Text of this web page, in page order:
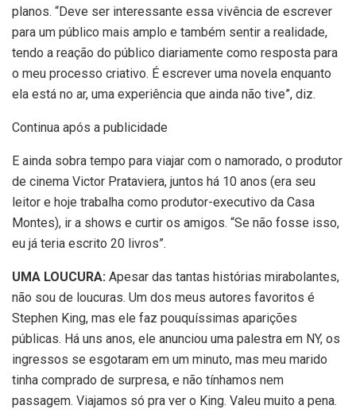
planos. “Deve ser interessante essa vivência de escrever
para um público mais amplo e também sentir a realidade,
tendo a reação do público diariamente como resposta para
o meu processo criativo. É escrever uma novela enquanto
ela está no ar, uma experiência que ainda não tive”, diz.
Continua após a publicidade
E ainda sobra tempo para viajar com o namorado, o produtor
de cinema Victor Prataviera, juntos há 10 anos (era seu
leitor e hoje trabalha como produtor-executivo da Casa
Montes), ir a shows e curtir os amigos. “Se não fosse isso,
eu já teria escrito 20 livros”.
UMA LOUCURA: Apesar das tantas histórias mirabolantes,
não sou de loucuras. Um dos meus autores favoritos é
Stephen King, mas ele faz pouquíssimas aparições
públicas. Há uns anos, ele anunciou uma palestra em NY, os
ingressos se esgotaram em um minuto, mas meu marido
tinha comprado de surpresa, e não tínhamos nem
passagem. Viajamos só pra ver o King. Valeu muito a pena.